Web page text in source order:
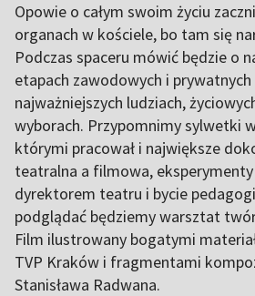
Opowie o całym swoim życiu
organach w kościele, bo tam się
Podczas spaceru mówić będzie o
etapach zawodowych i
najważniejszych ludziach,
wyborach. Przypomnimy sylwetki
którymi pracował i największe
teatralna a filmowa,
dyrektorem teatru i bycie
podglądać będziemy warsztat
Film ilustrowany bogatymi
TVP Kraków i fragmentami
Stanisława Radwana.